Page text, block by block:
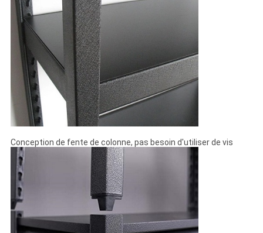
Conception de fente de colonne, pas besoin d'utiliser de vis